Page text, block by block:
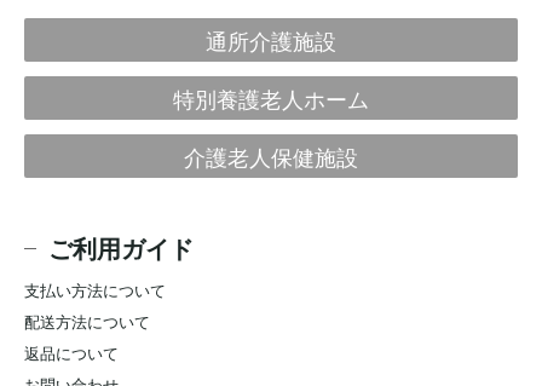
通所介護施設
特別養護老人ホーム
介護老人保健施設
ご利用ガイド
支払い方法について
配送方法について
返品について